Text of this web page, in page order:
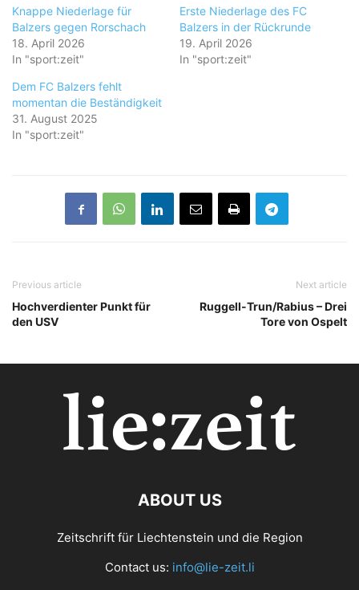
Knappe Niederlage für
Balzers gegen Rorschach
18. April 2026
In "sport:zeit"
Erste Niederlage des FC
Balzers in der Rückrunde
19. April 2026
In "sport:zeit"
Dem FC Balzers fehlt
momentan die Beständigkeit
31. August 2025
In "sport:zeit"
Previous article
Hochverdienter Punkt für
den USV
Next article
Ruggell-Trun/Rabius – Drei
Tore von Ospelt
ABOUT US
Zeitschrift für Liechtenstein und die Region
Contact us: info@lie-zeit.li